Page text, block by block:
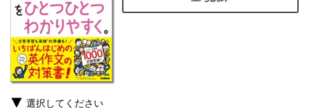
選択してください